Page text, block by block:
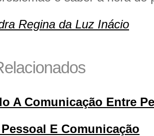
Regina da Luz Inácio
A Comunicação Entre
E Comunicação